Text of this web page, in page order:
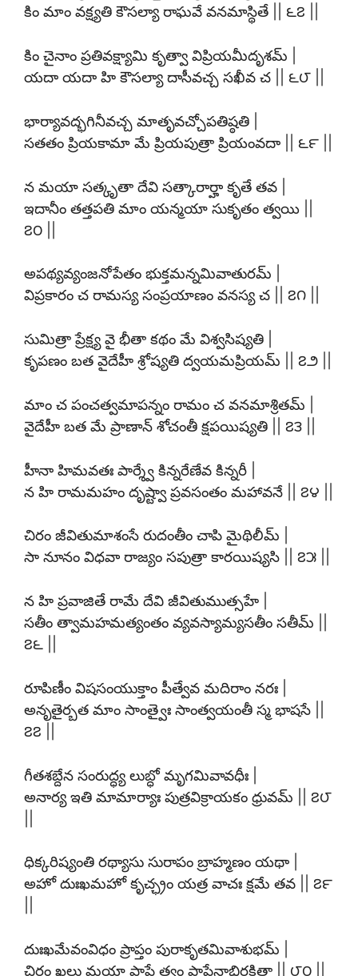
కిం మాం వక్ష్యతి కౌసల్యా రాఘవే వనమాస్థితే || ౬౭ ||
కిం చైనాం ప్రతివక్ష్యామి కృత్వా విప్రియమీదృశమ్ |
యదా యదా హి కౌసల్యా దాసీవచ్చ సఖీవ చ || ౬౮ ||
భార్యావద్భగినీవచ్చ మాతృవచ్చోపతిష్ఠతి |
సతతం ప్రియకామా మే ప్రియపుత్రా ప్రియంవదా || ౬౯ ||
న మయా సత్కృతా దేవి సత్కారార్హా కృతే తవ |
ఇదానీం తత్తపతి మాం యన్మయా సుకృతం త్వయి ||
౭౦ ||
అపథ్యవ్యంజనోపేతం భుక్తమన్నమివాతురమ్ |
విప్రకారం చ రామస్య సంప్రయాణం వనస్య చ || ౭౧ ||
సుమిత్రా ప్రేక్ష్య వై భీతా కథం మే విశ్వసిష్యతి |
కృపణం బత వైదేహీ శ్రోష్యతి ద్వయమప్రియమ్ || ౭౨ ||
మాం చ పంచత్వమాపన్నం రామం చ వనమాశ్రితమ్ |
వైదేహీ బత మే ప్రాణాన్ శోచంతీ క్షపయిష్యతి || ౭౩ ||
హీనా హిమవతః పార్శ్వే కిన్నరేణేవ కిన్నరీ |
న హి రామమహం దృష్ట్వా ప్రవసంతం మహావనే || ౭౪ ||
చిరం జీవితుమాశంసే రుదంతీం చాపి మైథిలీమ్ |
సా నూనం విధవా రాజ్యం సపుత్రా కారయిష్యసి || ౭౫ ||
న హి ప్రవాజితే రామే దేవి జీవితుముత్సహే |
సతీం త్వామహమత్యంతం వ్యవస్యామ్యసతీం సతీమ్ ||
౭౬ ||
రూపిణీం విషసంయుక్తాం పీత్వేవ మదిరాం నరః |
అనృతైర్బత మాం సాంత్వైః సాంత్వయంతీ స్మ భాషసే ||
౭౭ ||
గీతశబ్దేన సంరుద్ధ్య లుబ్ధో మృగమివావధీః |
అనార్య ఇతి మామార్యాః పుత్రవిక్రాయకం ధ్రువమ్ || ౭౮
ధిక్కరిష్యంతి రథ్యాసు సురాపం బ్రాహ్మణం యథా |
అహో దుఃఖమహో కృచ్ఛ్రం యత్ర వాచః క్షమే తవ || ౭౯
దుఃఖమేవంవిధం ప్రాప్తం పురాకృతమివాశుభమ్ |
చిరం ఖలు మయా పాపే త్వం పాపేనాభిరక్షితా || ౮౦ ||